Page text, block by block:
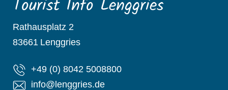
Tourist Info Lenggries
Rathausplatz 2
83661 Lenggries
+49 (0) 8042 5008800
info@lenggries.de